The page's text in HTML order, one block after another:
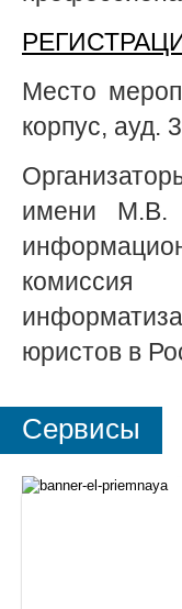
Место
корпус, ауд.
имени М.В.
юристов в
Сервисы